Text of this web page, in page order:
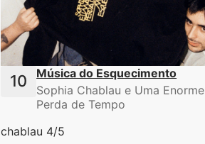
Música do Esquecimento
Sophia Chablau e Uma Enorme
Perda de Tempo
chablau 4/5